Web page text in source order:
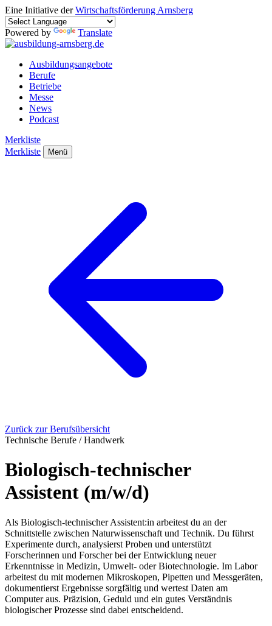
Eine Initiative derWirtschaftsförderung Arnsberg
Powered by Translate
Ausbildungsangebote
Berufe
Betriebe
Messe
News
Podcast
Merkliste
Merkliste
Menü
Zurück zur Berufsübersicht
Technische Berufe / Handwerk
Biologisch-technischer
Assistent (m/w/d)
Als Biologisch-technischer Assistent:in arbeitest du an der
Schnittstelle zwischen Naturwissenschaft und Technik. Du führst
Experimente durch, analysierst Proben und unterstützt
Forscherinnen und Forscher bei der Entwicklung neuer
Erkenntnisse in Medizin, Umwelt- oder Biotechnologie. Im Labor
arbeitest du mit modernen Mikroskopen, Pipetten und Messgeräten,
dokumentierst Ergebnisse sorgfältig und wertest Daten am
Computer aus. Präzision, Geduld und ein gutes Verständnis
biologischer Prozesse sind dabei entscheidend.